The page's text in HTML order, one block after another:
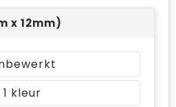
x 12mm)
1